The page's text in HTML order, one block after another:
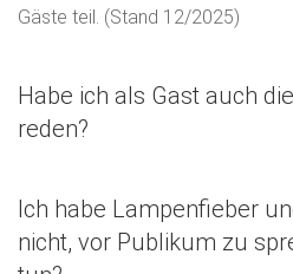
Gäste teil. (Stand 12/2025)
Habe ich als Gast auch
reden?
Ich habe Lampenfieber
nicht, vor Publikum zu